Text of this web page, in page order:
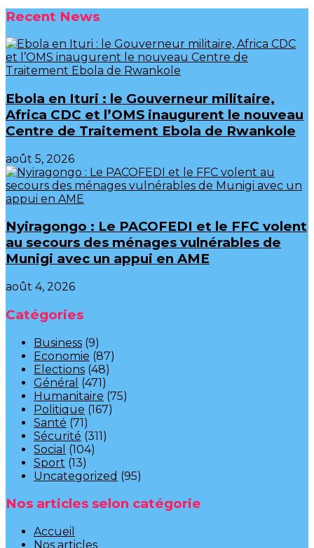
Recent News
Ebola en Ituri : le Gouverneur militaire,
Africa CDC et l’OMS inaugurent le nouveau
Centre de Traitement Ebola de Rwankole
août 5, 2026
‎Nyiragongo : Le PACOFEDI et le FFC volent
au secours des ménages vulnérables de
Munigi avec un appui en AME‎‎
août 4, 2026
Catégories
Business (9)
Economie (87)
Elections (48)
Général (471)
Humanitaire (75)
Politique (167)
Santé (71)
Sécurité (311)
Social (104)
Sport (13)
Uncategorized (95)
Nos articles selon catégorie
Accueil
Nos articles